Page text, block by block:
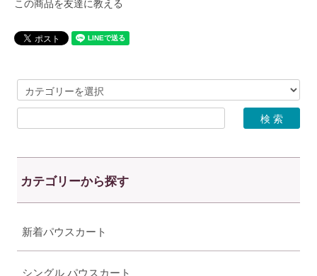
この商品を友達に教える
カテゴリーから探す
新着パウスカート
シングル パウスカート